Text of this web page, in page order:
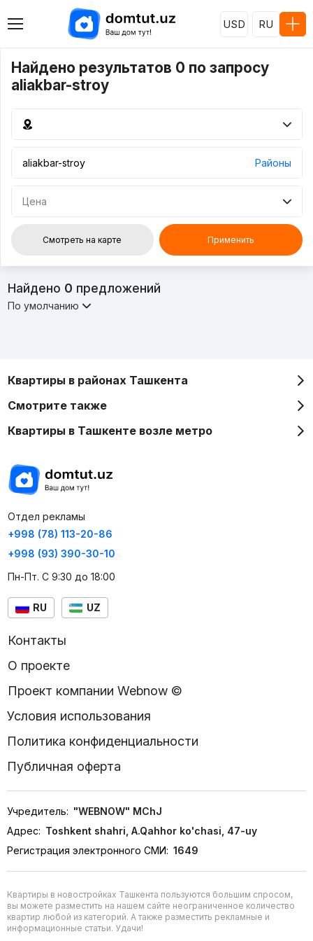
USD RU
Найдено результатов 0 по запросу
aliakbar-stroy
Районы
Цена
Смотреть на карте Применить
Найдено 0 предложений
По умолчанию
Квартиры в районах Ташкента
Смотрите также
Квартиры в Ташкенте возле метро
Отдел рекламы
+998 (78) 113-20-86
+998 (93) 390-30-10
Пн-Пт. С 9:30 до 18:00
RU UZ
Контакты
О проекте
Проект компании Webnow ©
Условия использования
Политика конфиденциальности
Публичная оферта
Учредитель: "WEBNOW" MChJ
Адрес: Toshkent shahri, A.Qahhor ko'chasi, 47-uy
Регистрация электронного СМИ: 1649
Квартиры в новостройках Ташкента пользуются большим спросом,
вы можете разместить на нашем сайте неограниченное количество
квартир любой из категорий. А также разместить рекламные и
информационные статьи. Удачи!